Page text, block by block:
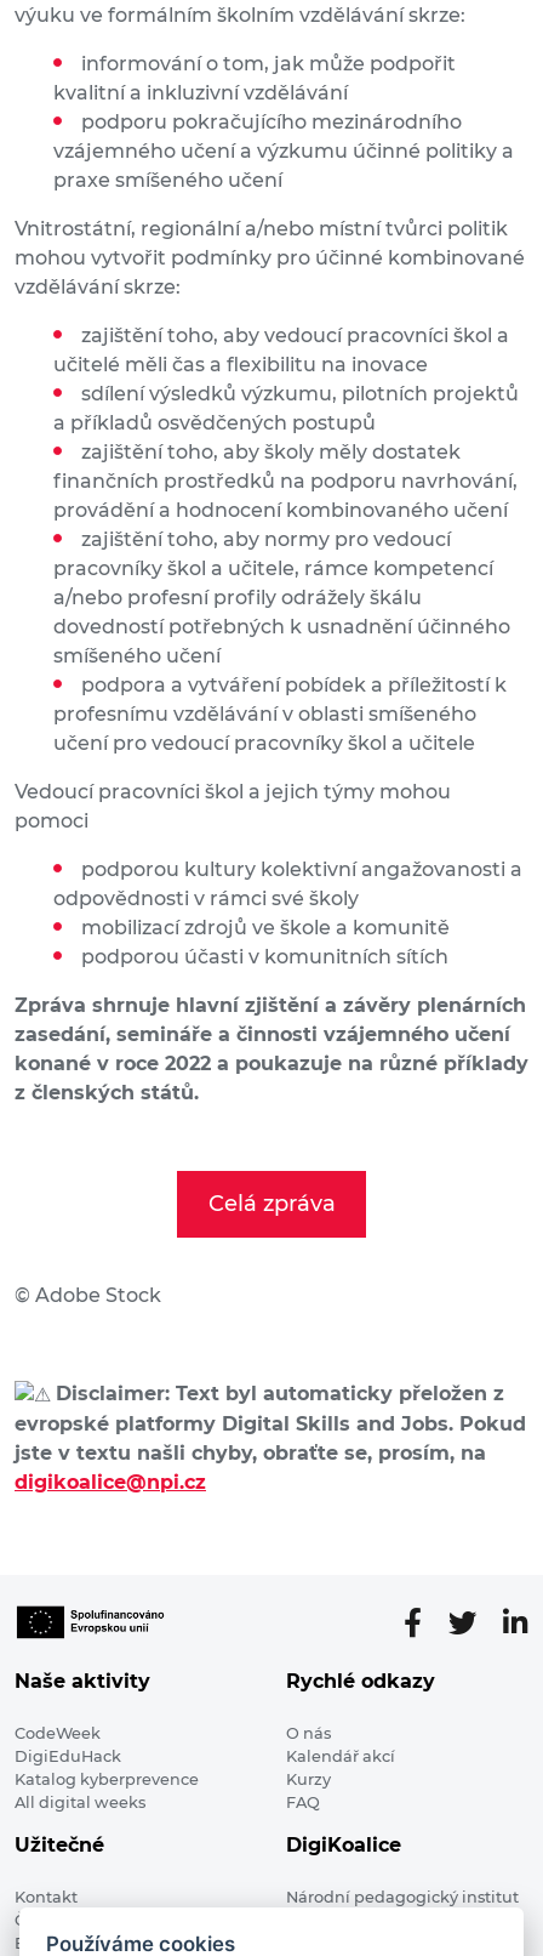
výuku ve formálním školním vzdělávání skrze:
informování o tom, jak může podpořit
kvalitní a inkluzivní vzdělávání
podporu pokračujícího mezinárodního
vzájemného učení a výzkumu účinné politiky a
praxe smíšeného učení
Vnitrostátní, regionální a/nebo místní tvůrci politik
mohou vytvořit podmínky pro účinné kombinované
vzdělávání skrze:
zajištění toho, aby vedoucí pracovníci škol a
učitelé měli čas a flexibilitu na inovace
sdílení výsledků výzkumu, pilotních projektů
a příkladů osvědčených postupů
zajištění toho, aby školy měly dostatek
finančních prostředků na podporu navrhování,
provádění a hodnocení kombinovaného učení
zajištění toho, aby normy pro vedoucí
pracovníky škol a učitele, rámce kompetencí
a/nebo profesní profily odrážely škálu
dovedností potřebných k usnadnění účinného
smíšeného učení
podpora a vytváření pobídek a příležitostí k
profesnímu vzdělávání v oblasti smíšeného
učení pro vedoucí pracovníky škol a učitele
Vedoucí pracovníci škol a jejich týmy mohou
pomoci
podporou kultury kolektivní angažovanosti a
odpovědnosti v rámci své školy
mobilizací zdrojů ve škole a komunitě
podporou účasti v komunitních sítích
Zpráva shrnuje hlavní zjištění a závěry plenárních
zasedání, semináře a činnosti vzájemného učení
konané v roce 2022 a poukazuje na různé příklady
z členských států.
Celá zpráva
© Adobe Stock
Disclaimer: Text byl automaticky přeložen z
evropské platformy Digital Skills and Jobs. Pokud
jste v textu našli chyby, obraťte se, prosím, na
digikoalice@npi.cz
Naše aktivity
CodeWeek
DigiEduHack
Katalog kyberprevence
All digital weeks
Rychlé odkazy
O nás
Kalendář akcí
Kurzy
FAQ
Užitečné
Kontakt
Členské organizace
Blog
DigiKoalice
Národní pedagogický institut
Používáme cookies